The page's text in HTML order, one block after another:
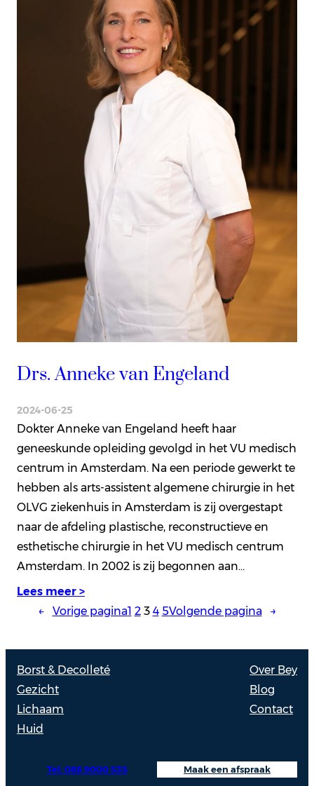
Drs. Anneke van Engeland
2024-06-25
Dokter Anneke van Engeland heeft haar
geneeskunde opleiding gevolgd in het VU medisch
centrum in Amsterdam. Na een periode gewerkt te
hebben als arts-assistent algemene chirurgie in het
OLVG ziekenhuis in Amsterdam is zij overgestapt
naar de afdeling plastische, reconstructieve en
esthetische chirurgie in het VU medisch centrum
Amsterdam. In 2002 is zij begonnen aan…
Lees meer >
←
Vorige pagina1 2 3 4 5Volgende pagina →
Borst & Decolleté
Gezicht
Lichaam
Huid
Over Bey
Blog
Contact
Maak een afspraak
Tel: 088 9000 535